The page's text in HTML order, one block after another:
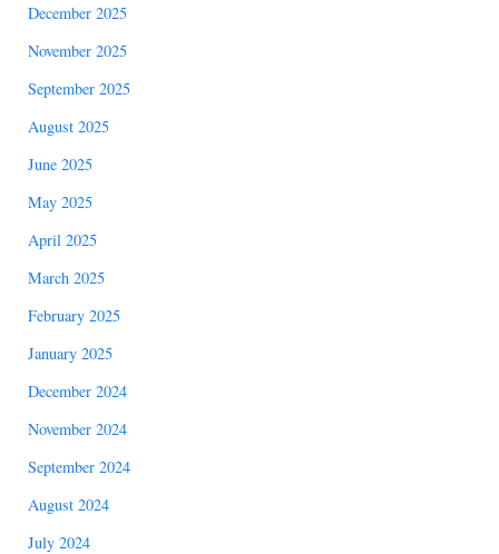
December 2025
November 2025
September 2025
August 2025
June 2025
May 2025
April 2025
March 2025
February 2025
January 2025
December 2024
November 2024
September 2024
August 2024
July 2024